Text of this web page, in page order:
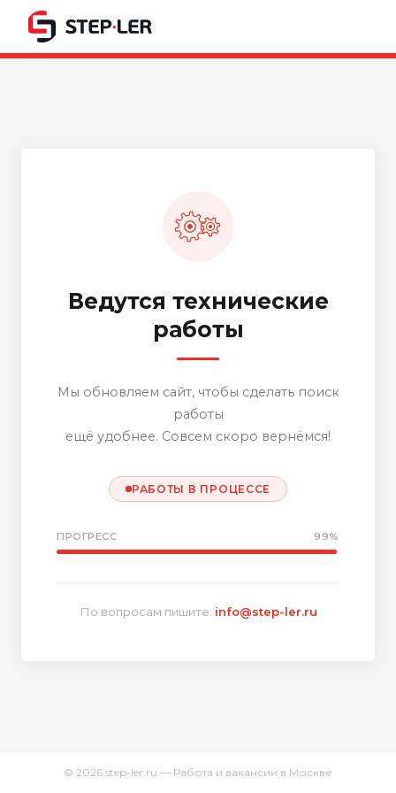
Ведутся технические
работы
Мы обновляем сайт, чтобы сделать поиск
работы
ещё удобнее. Совсем скоро вернёмся!
РАБОТЫ В ПРОЦЕССЕ
ПРОГРЕСС 99%
По вопросам пишите: info@step-ler.ru
© 2026 step-ler.ru — Работа и вакансии в Москве